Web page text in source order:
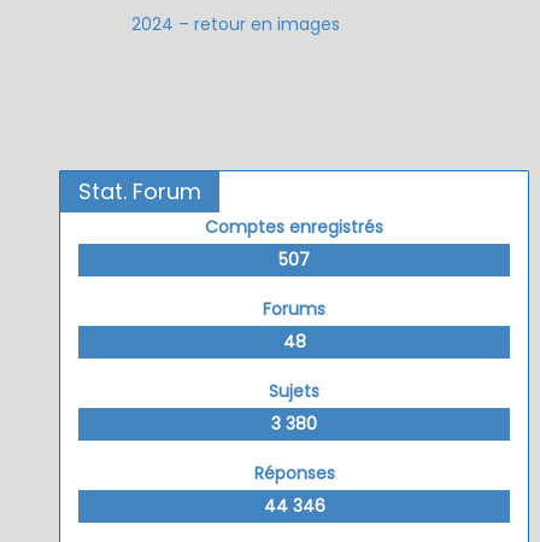
2024 – retour en images
Stat. Forum
Comptes enregistrés
507
Forums
48
Sujets
3 380
Réponses
44 346